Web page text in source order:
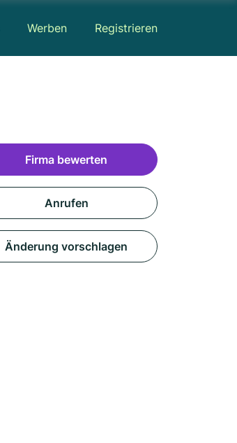
Werben Registrieren
Firma bewerten
Anrufen
Änderung vorschlagen